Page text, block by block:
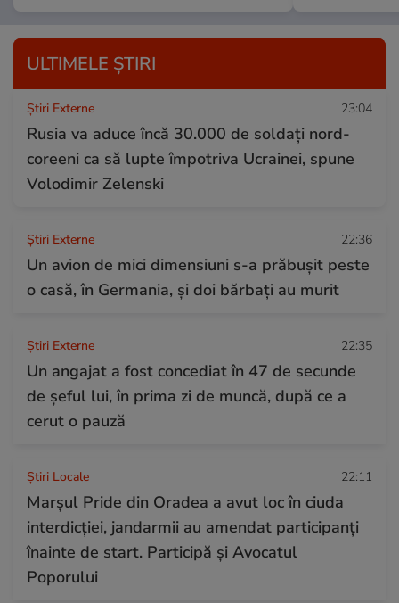
ULTIMELE ȘTIRI
Știri Externe 23:04
Rusia va aduce încă 30.000 de soldaţi nord-
coreeni ca să lupte împotriva Ucrainei, spune
Volodimir Zelenski
Știri Externe 22:36
Un avion de mici dimensiuni s-a prăbușit peste
o casă, în Germania, și doi bărbați au murit
Știri Externe 22:35
Un angajat a fost concediat în 47 de secunde
de șeful lui, în prima zi de muncă, după ce a
cerut o pauză
Știri Locale 22:11
Marșul Pride din Oradea a avut loc în ciuda
interdicției, jandarmii au amendat participanți
înainte de start. Participă și Avocatul
Poporului